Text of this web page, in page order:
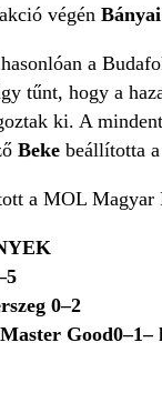
végén Bányai
a
tűnt, hogy a
ki. A
Beke beállította
a MOL Magyar
0–2
Good0–1–